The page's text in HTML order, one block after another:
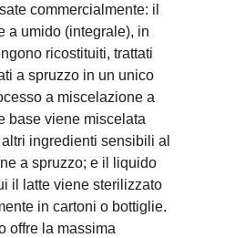
commercialmente: il
a umido (integrale), in
ricostituiti, trattati
a spruzzo in un unico
a miscelazione a
base viene miscelata
ingredienti sensibili al
a spruzzo; e il liquido
il latte viene sterilizzato
in cartoni o bottiglie.
offre la massima